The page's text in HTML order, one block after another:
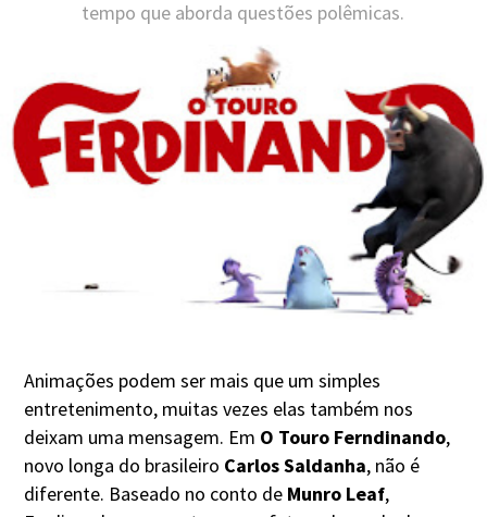
tempo que aborda questões polêmicas.
Animações podem ser mais que um simples
entretenimento, muitas vezes elas também nos
deixam uma mensagem. Em O Touro Ferndinando,
novo longa do brasileiro Carlos Saldanha, não é
diferente. Baseado no conto de Munro Leaf,